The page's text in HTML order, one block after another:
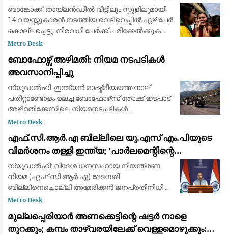
പേർ കൊല്ലപ്പെട്ടു
ബാങ്കോക്ക്: തായ്‌ലൻഡിൽ വീട്ടിലും സ്കൂളിലുമായി
14 വയസ്സുകാരൻ നടത്തിയ വെടിവെപ്പിൽ ഏഴ് പേർ
കൊല്ലപ്പെട്ടു. നിരവധി പേർക്ക് പരിക്കേൽക്കുകയും
ചെയ്തു. വെള്ളിയാഴ്ച രാവിലെ ബാങ്കോക്കിന്
Metro Desk
ബോഫോഴ്സ് അഴിമതി: നിയമ നടപടികൾ
അവസാനിപ്പിച്ചു
ന്യൂഡൽഹി: ഇന്ത്യൻ രാഷ്ട്രീയത്തെ നാല്
പതിറ്റാണ്ടോളം ഉലച്ച ബോഫോഴ്‌സ് തോക്ക് ഇടപാട്
അഴിമതിക്കേസിലെ നിയമനടപടികൾ
സുപ്രീംകോടതി അവസാനിപ്പിച്ചു. ഹിന്ദുജ
നിർമ്മാതാക്കളായ എബി ബോഫോ
Metro Desk
​എഫ്.സി.ആർ.എ ബില്ലിലെ യു.എസ് എം.പിയുടെ
വിമർശനം തള്ളി ഇന്ത്യ; 'പാർലമെന്റിന്റെ
അധികാരം, ആഭ്യന്തര വിഷയം' എന്ന് വിദേശകാര്യ
മന്ത്രാലയം
ന്യൂഡൽഹി: വിദേശ ധനസഹായ നിയന്ത്രണ
നിയമ (എഫ്.സി.ആർ.എ) ഭേദഗതി
ബില്ലിനെച്ചൊല്ലി അമേരിക്കൻ ജനപ്രതിനിധി
നടത്തിയ വിമർശനങ്ങൾ തള്ളി കേന്ദ്ര
നിയമനിർമ്മാണങ്ങൾ ഇന്ത്യയുടെ പൂർണ്ണമായ
ആ
Metro Desk
മുല്ലപ്പെരിയാർ അണക്കെട്ടിന്റെ ഷട്ടർ നാളെ
തുറക്കും; കമ്പം താഴ്‌വരയിലേക്ക് വെള്ളമൊഴുക്കും: